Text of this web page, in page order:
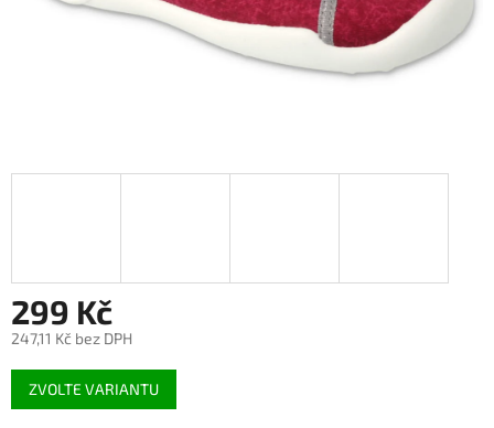
299 Kč
247,11 Kč bez DPH
Měrná
cena:
ZVOLTE VARIANTU